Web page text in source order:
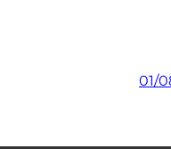
01/